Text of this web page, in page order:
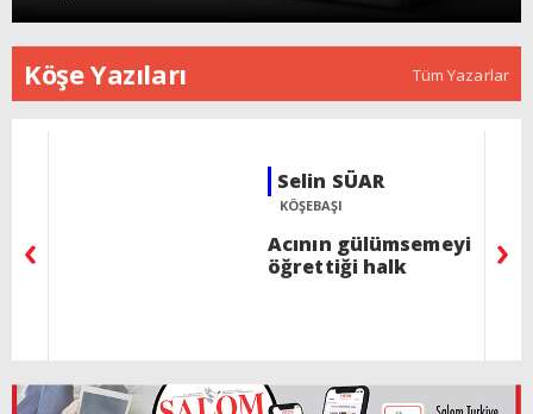
Köşe Yazıları Tüm Yazarlar
Rav İzak ALALUF
BU HAFTA PERAŞA
Ree - Bir şeyden dolayı
‹ ›